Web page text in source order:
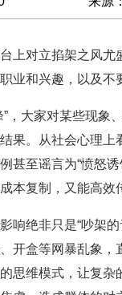
对立掐架之风尤盛
业和兴趣，以及不
大家对某些现象、
果。从社会心理
甚至谣言为“愤怒
本复制，又能高效
绝非只是“吵架的
开盒等网暴乱象
思维模式，让复